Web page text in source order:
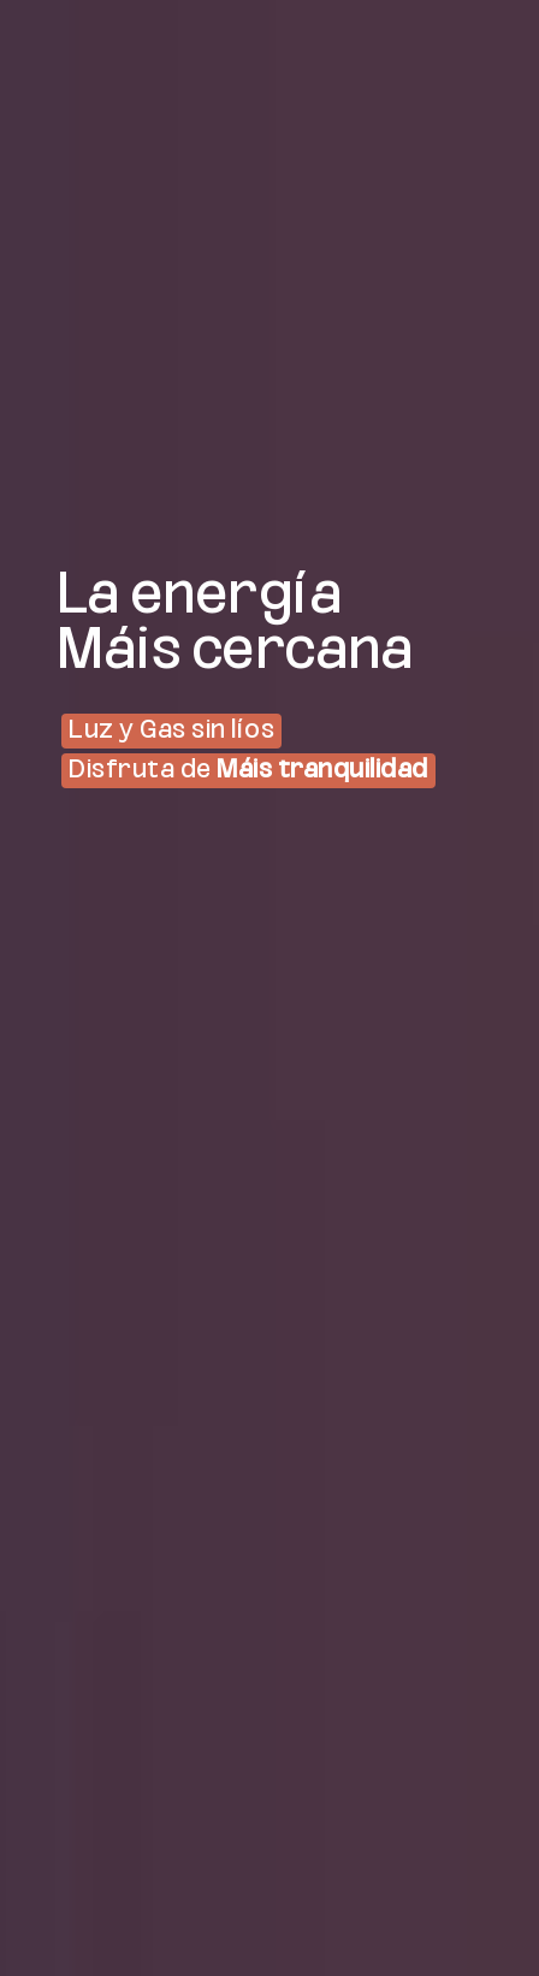
La energía
Máis cercana
Luz y Gas sin líos
Disfruta de Máis tranquilidad